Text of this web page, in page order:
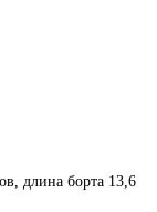
длина борта 13,6